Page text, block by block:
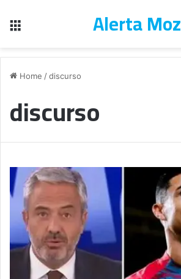
Alerta Moz
Home /discurso
discurso